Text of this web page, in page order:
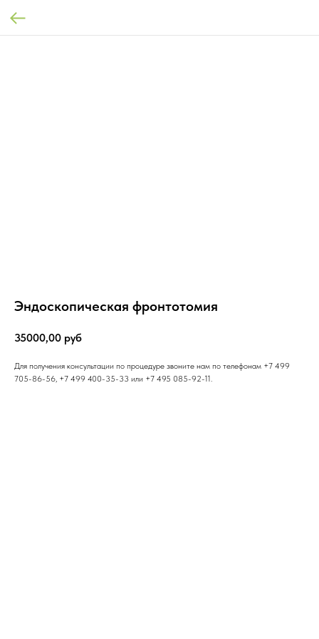
Эндоскопическая фронтотомия
35000,00 руб
Для получения консультации по процедуре звоните нам по телефонам +7 499
705-86-56, +7 499 400-35-33 или +7 495 085-92-11.